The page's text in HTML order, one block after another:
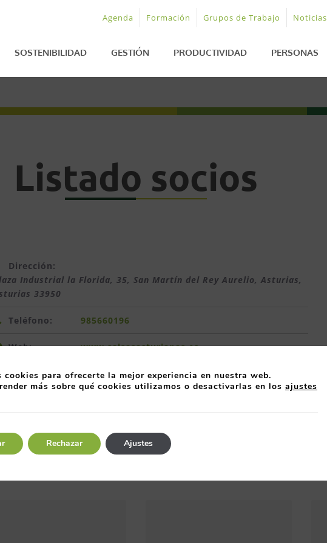
Agenda Formación Grupos de Trabajo Noticias
SOSTENIBILIDAD GESTIÓN PRODUCTIVIDAD PERSONAS
Listado socios
Dirección:
Industrial la Florida, 35, San Martín del Rey Aurelio, Asturias,
33950
Teléfono: 985660196
Web: www.salsasasturianas.es
- agroalimentario
cookies para ofrecerte la mejor experiencia en nuestra web.
más sobre qué cookies utilizamos o desactivarlas en los ajustes
Rechazar Ajustes